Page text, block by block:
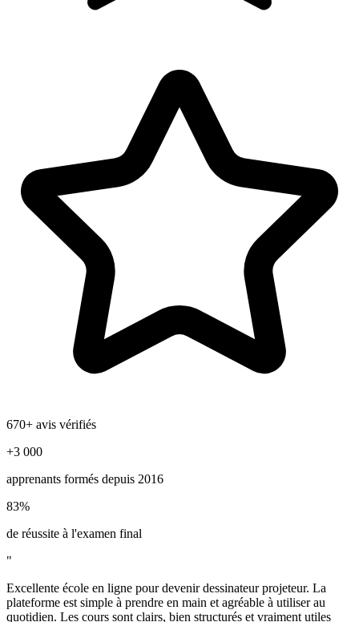
670+ avis vérifiés
+3 000
apprenants formés depuis 2016
83%
de réussite à l'examen final
"
Excellente école en ligne pour devenir dessinateur projeteur. La
plateforme est simple à prendre en main et agréable à utiliser au
quotidien. Les cours sont clairs, bien structurés et vraiment utiles